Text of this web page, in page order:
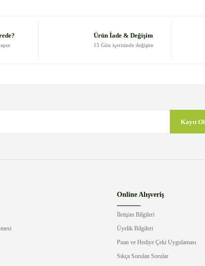
Ürün İade & Değişim
15 Gün içerisinde değişim
Kayıt Ol
Online Alışveriş
İletişim Bilgileri
Üyelik Bilgileri
Puan ve Hediye Çeki Uygulaması
Sıkça Sorulan Sorular